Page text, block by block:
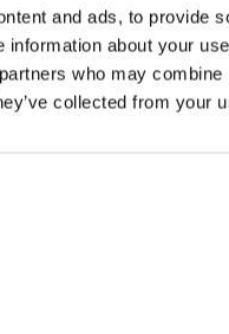
and ads, to provide
about your
who may
collected from your